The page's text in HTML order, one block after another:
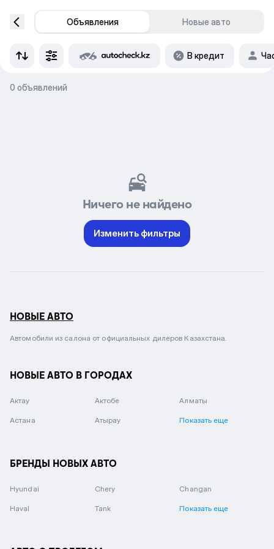
Объявления Новые авто
В кредит
0 объявлений
Ничего не найдено
Изменить фильтры
НОВЫЕ АВТО
Автомобили из салона от официальных дилеров Казахстана.
НОВЫЕ АВТО В ГОРОДАХ
Актау Актобе Алматы
Астана Атырау Показать еще
БРЕНДЫ НОВЫХ АВТО
Hyundai Chery Changan
Haval Tank Показать еще